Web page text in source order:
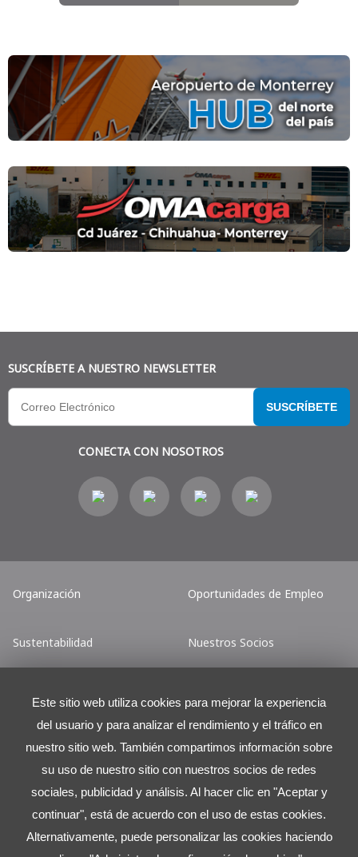
CONECTA CON NOSOTROS
SUSCRÍBETE A NUESTRO NEWSLETTER
SUSCRÍBETE
Organización
Sustentabilidad
Oportunidades de Empleo
Nuestros Socios
Torre Latitud
Ave. Lázaro Cárdenas No. 2225 L.501 (Piso 5)
Col. Valle Ote., San Pedro Garza Garcia, N.L., México.
C.P. 66269
Este sitio web utiliza cookies para mejorar la experiencia
del usuario y para analizar el rendimiento y el tráfico en
nuestro sitio web. También compartimos información sobre
su uso de nuestro sitio con nuestros socios de redes
sociales, publicidad y análisis. Al hacer clic en "Aceptar y
continuar", está de acuerdo con el uso de estas cookies.
Alternativamente, puede personalizar las cookies haciendo